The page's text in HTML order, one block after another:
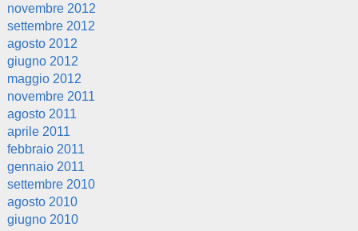
novembre 2012
settembre 2012
agosto 2012
giugno 2012
maggio 2012
novembre 2011
agosto 2011
aprile 2011
febbraio 2011
gennaio 2011
settembre 2010
agosto 2010
giugno 2010